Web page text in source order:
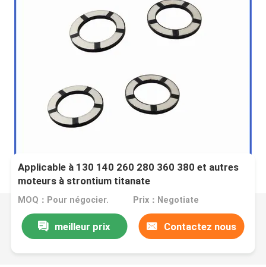
Applicable à 130 140 260 280 360 380 et autres
moteurs à strontium titanate
MOQ：Pour négocier. Prix：Negotiate
meilleur prix Contactez nous